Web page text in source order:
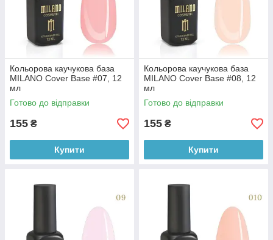
Кольорова каучукова база
MILANO Cover Base #07, 12
мл
Готово до відправки
155 ₴
Купити
Кольорова каучукова база
MILANO Cover Base #08, 12
мл
Готово до відправки
155 ₴
Купити